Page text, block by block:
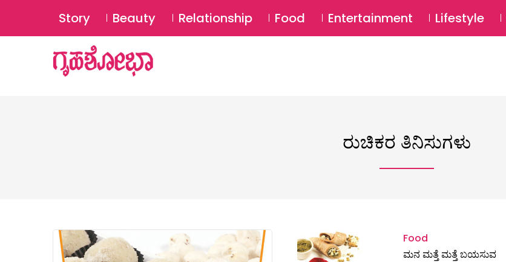
Story Beauty Relationship Food Entertainment Lifestyle
ರುಚಿಕರ ತಿನಿಸುಗಳು
Food
ಮನ ಮತ್ತೆ ಮತ್ತೆ ಬಯಸುವ